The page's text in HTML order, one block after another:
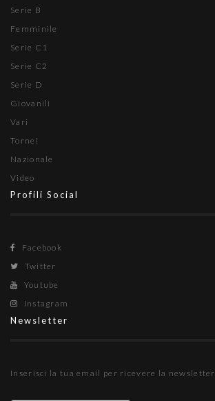
Serie B
Femminile
Serie C1
Serie C2
Serie D
Giovanili
Vari
Tornei
Nazionale
Video
Profili Social
Facebook
Twitter
Youtube
Instagram
Newsletter
Inserisci la tua email per ricevere la newsletter